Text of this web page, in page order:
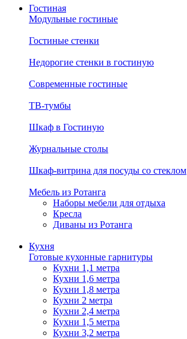
Гостиная
Модульные гостиные
Гостиные стенки
Недорогие стенки в гостиную
Современные гостиные
ТВ-тумбы
Шкаф в Гостиную
Журнальные столы
Шкаф-витрина для посуды со стеклом
Мебель из Ротанга
Наборы мебели для отдыха
Кресла
Диваны из Ротанга
Кухня
Готовые кухонные гарнитуры
Кухни 1,1 метра
Кухни 1,6 метра
Кухни 1,8 метра
Кухни 2 метра
Кухни 2,4 метра
Кухни 1,5 метра
Кухни 3,2 метра